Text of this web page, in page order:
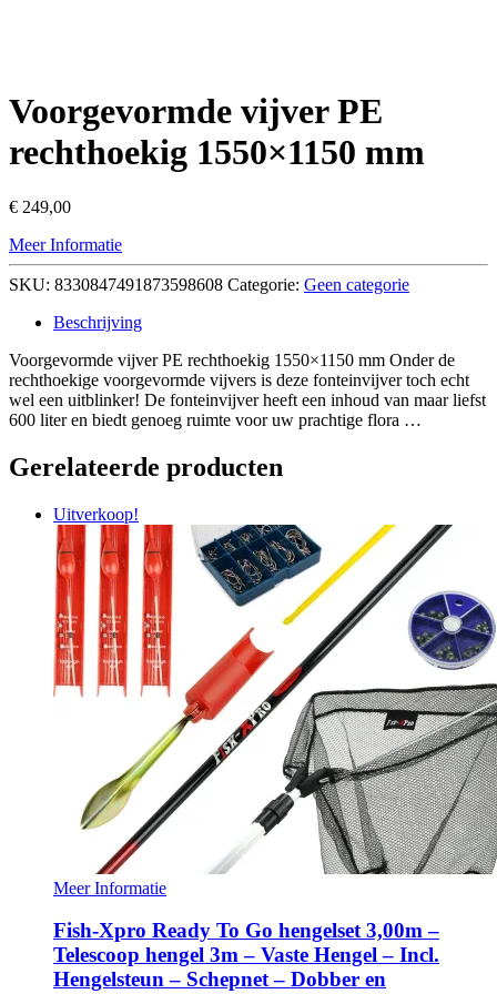
Voorgevormde vijver PE
rechthoekig 1550×1150 mm
€ 249,00
Meer Informatie
SKU: 8330847491873598608 Categorie: Geen categorie
Beschrijving
Voorgevormde vijver PE rechthoekig 1550×1150 mm Onder de
rechthoekige voorgevormde vijvers is deze fonteinvijver toch echt
wel een uitblinker! De fonteinvijver heeft een inhoud van maar liefst
600 liter en biedt genoeg ruimte voor uw prachtige flora …
Gerelateerde producten
Uitverkoop!
Meer Informatie
Fish-Xpro Ready To Go hengelset 3,00m –
Telescoop hengel 3m – Vaste Hengel – Incl.
Hengelsteun – Schepnet – Dobber en